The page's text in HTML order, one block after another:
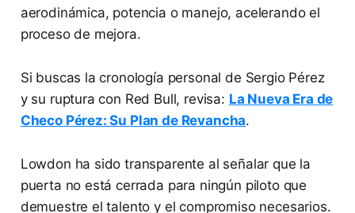
aerodinámica, potencia o manejo, acelerando el
proceso de mejora.
Si buscas la cronología personal de Sergio Pérez
y su ruptura con Red Bull, revisa: La Nueva Era de
Checo Pérez: Su Plan de Revancha.
Lowdon ha sido transparente al señalar que la
puerta no está cerrada para ningún piloto que
demuestre el talento y el compromiso necesarios.